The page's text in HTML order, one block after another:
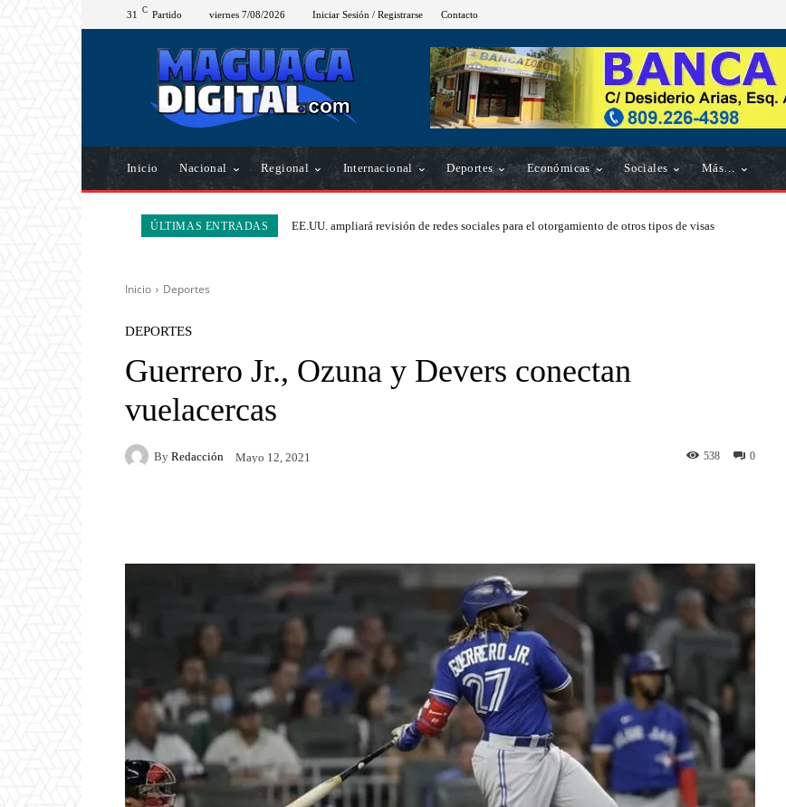
31 C Partido viernes 7/08/2026 Iniciar Sesión / Registrarse Contacto
Inicio Nacional Regional Internacional Deportes Económicas Sociales Más…
ÚLTIMAS ENTRADAS EE.UU. ampliará revisión de redes sociales para el otorgamiento de otros tipos de visas
Inicio Deportes
DEPORTES
Guerrero Jr., Ozuna y Devers conectan
vuelacercas
By Redacción Mayo 12, 2021 0
538